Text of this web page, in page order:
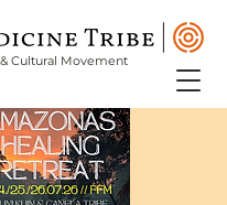
Cultural Movement